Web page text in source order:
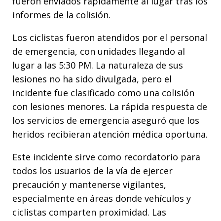
informes de la colisión.
Los ciclistas fueron atendidos por el personal
de emergencia, con unidades llegando al
lugar a las 5:30 PM. La naturaleza de sus
lesiones no ha sido divulgada, pero el
incidente fue clasificado como una colisión
con lesiones menores. La rápida respuesta de
los servicios de emergencia aseguró que los
heridos recibieran atención médica oportuna.
Este incidente sirve como recordatorio para
todos los usuarios de la vía de ejercer
precaución y mantenerse vigilantes,
especialmente en áreas donde vehículos y
ciclistas comparten proximidad. Las